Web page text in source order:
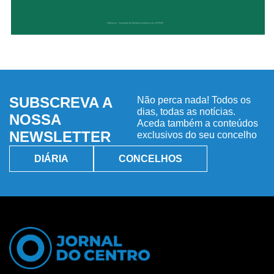
SUBSCREVA A
NOSSA
NEWSLETTER
Não perca nada! Todos os
dias, todas as notícias.
Aceda também a conteúdos
exclusivos do seu concelho
DIÁRIA CONCELHOS